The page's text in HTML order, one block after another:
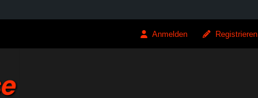
Anmelden Registrieren
QRK Registrierkasse